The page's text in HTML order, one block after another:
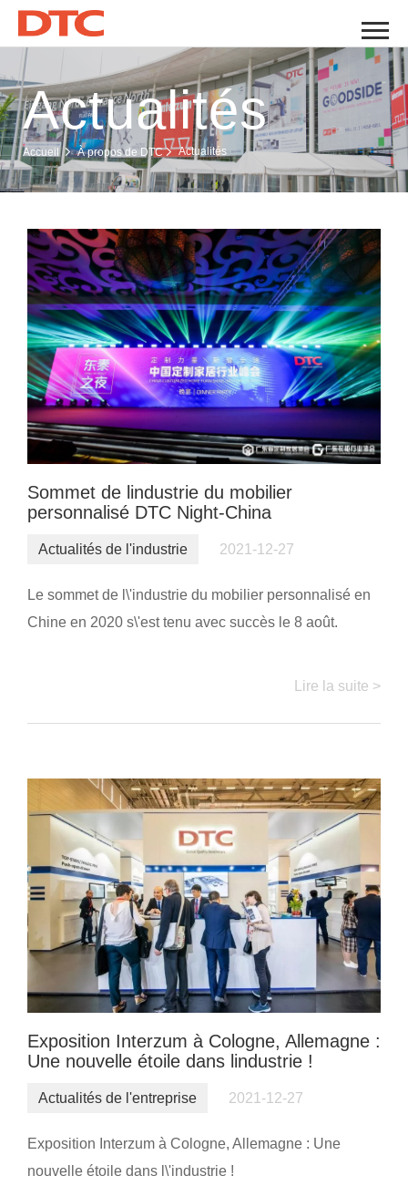
Actualités
Accueil À propos de DTC Actualités
Sommet de lindustrie du mobilier
personnalisé DTC Night-China
Actualités de l'industrie 2021-12-27
Le sommet de l\'industrie du mobilier personnalisé en
Chine en 2020 s\'est tenu avec succès le 8 août.
Lire la suite >
Exposition Interzum à Cologne, Allemagne :
Une nouvelle étoile dans lindustrie !
Actualités de l'entreprise 2021-12-27
Exposition Interzum à Cologne, Allemagne : Une
nouvelle étoile dans l\'industrie !